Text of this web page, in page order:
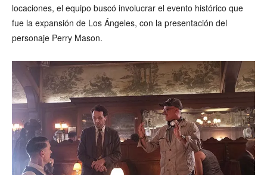
locaciones, el equipo buscó involucrar el evento histórico que
fue la expansión de Los Ángeles, con la presentación del
personaje Perry Mason.